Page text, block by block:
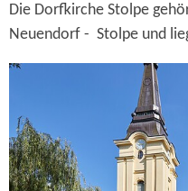
Die Dorfkirche Stolpe
Neuendorf - Stolpe und